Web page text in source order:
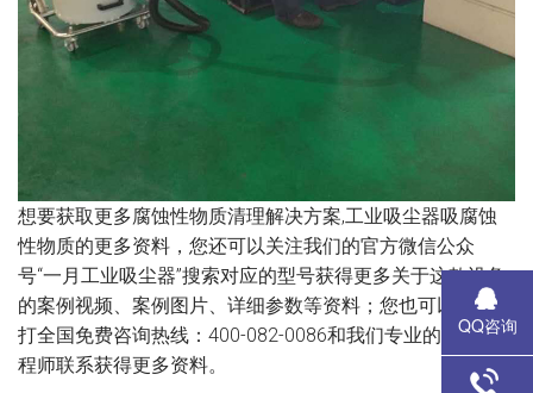
想要获取更多腐蚀性物质清理解决方案,工业吸尘器吸腐蚀
性物质的更多资料，您还可以关注我们的官方微信公众
号“一月工业吸尘器”搜索对应的型号获得更多关于这款设备
的案例视频、案例图片、详细参数等资料；您也可以通过拨
打全国免费咨询热线：400-082-0086和我们专业的销售工
程师联系获得更多资料。
QQ咨询